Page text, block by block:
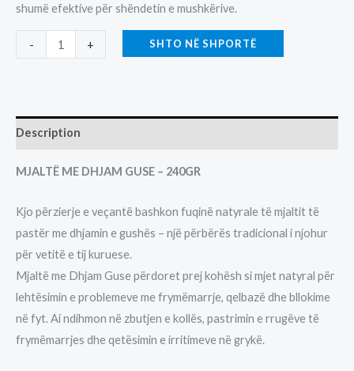
shumë efektive për shëndetin e mushkërive.
-
MJALTE
DHJAM
quantity
+ SHTO NË SHPORTË
Description
MJALTË ME DHJAM GUSE – 240GR
Kjo përzierje e veçantë bashkon fuqinë natyrale të mjaltit të
pastër me dhjamin e gushës – një përbërës tradicional i njohur
për vetitë e tij kuruese.
Mjaltë me Dhjam Guse përdoret prej kohësh si mjet natyral për
lehtësimin e problemeve me frymëmarrje, qelbazë dhe bllokime
në fyt. Ai ndihmon në zbutjen e kollës, pastrimin e rrugëve të
frymëmarrjes dhe qetësimin e irritimeve në grykë.